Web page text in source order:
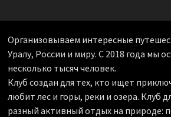
Организовываем интересные
Уралу, России и миру. С 2018 года мы
несколько тысяч человек.
Клуб создан для тех, кто ищет
любит лес и горы, реки и озера. Клуб
разный активный отдых на природе: